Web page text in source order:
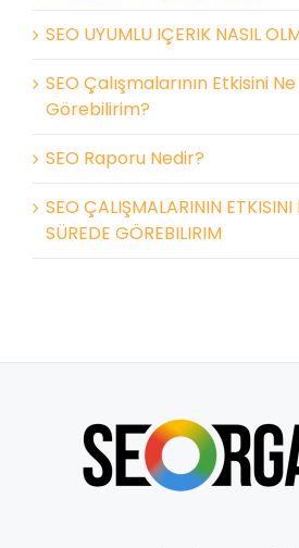
SEO UYUMLU IÇERIK NASIL
SEO Çalışmalarının Etkisini
Görebilirim?
SEO Raporu Nedir?
SEO ÇALIŞMALARININ ETKISINI
SÜREDE GÖREBILIRIM